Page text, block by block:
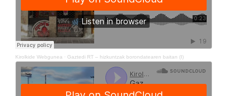
Kirolkide Webgunea ·Gaztedi RT – hizkuntzak borondatearen baitan (I)